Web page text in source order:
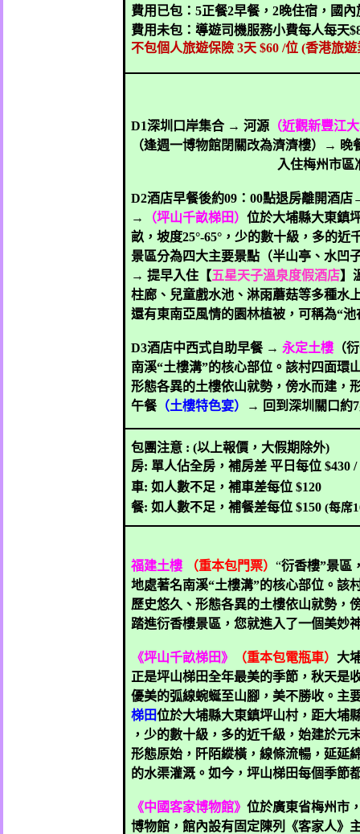
費用已包：5正餐2早餐，2晚住宿，國
費用未包：導遊司機服務小費每人每天
不包個人旅遊保險3天 $60 /位 (香港旅
D1深圳口岸集合 → 河源 （近觀新豐江
（逢週一博物館閉關改為濟濟樓）→ 晚
入住梅州市區
D2酒店早餐後約09 ：00點退房離開酒
→
（坪山千畝梯田）位於大埔縣大東鎮
畝，坡度25°-65° ，少的數十級，多的近
景區分為四大主要景點（半山亭、水凹
→提早入住【五星天子溫泉度假酒店】
柱廊、兒童戲水池、淋雨蘑菇等多種水
還有東南亞風情的園林植被，可稱為“池
D3酒店中西式自助早餐 →永定土樓 （
南溪“土樓溝”的核心部位。該村四面環
形態各異的土樓依山就勢，傍水而建，
午餐（土樓特色宴） → 回到深圳關口約7
包團注意 : (以上報價，大假期除外)
房: 單人佔全房，補房差 平日每位 $430 /
車:如人數不足，補車差每位 $120
餐:如人數不足，補餐差每位 $150(每席
福建土樓 （重本包門票）“衍香樓”景區
地處著名南溪“土樓溝”的核心部位。該
歷史悠久、形態各異的土樓依山就勢，
踏進衍香樓景區，您就進入了一個美妙
《坪山千畝梯田》 （重本包電瓶車） 大
正是坪山梯田全年最美的季節，秋天是
優美的弧線蜿蜒至山腳，美不勝收。主
梯田位於大埔縣大東鎮坪山村，距大埔
，少的數十級，多的近千級，始建於元
形態原始，阡陌縱橫，線條流暢，延延
的水渠灌溉。如今，坪山梯田每個季節
《中國客家博物館》位於廣東省梅州市
博物館，館內設有固定陳列《客家人》